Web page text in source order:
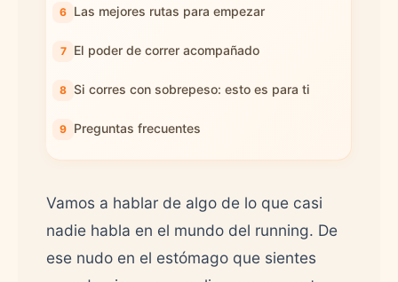
Las mejores rutas para empezar
El poder de correr acompañado
Si corres con sobrepeso: esto es para ti
Preguntas frecuentes
Vamos a hablar de algo de lo que casi
nadie habla en el mundo del running. De
ese nudo en el estómago que sientes